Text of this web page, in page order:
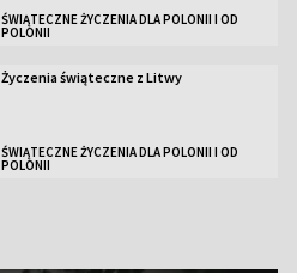
ŚWIĄTECZNE ŻYCZENIA DLA POLONII I OD
POLONII
Życzenia świąteczne z Litwy
ŚWIĄTECZNE ŻYCZENIA DLA POLONII I OD
POLONII